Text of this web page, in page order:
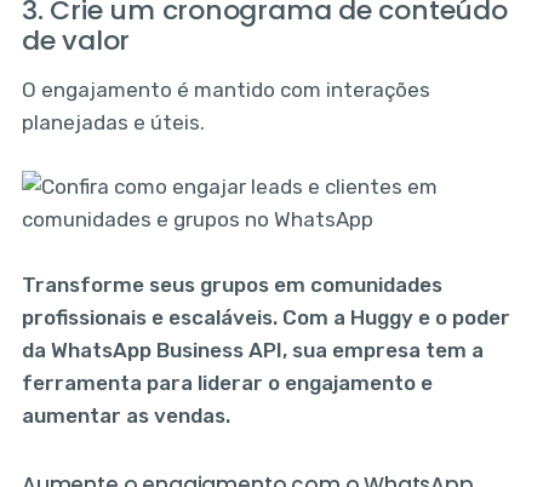
3. Crie um cronograma de conteúdo
de valor
O engajamento é mantido com interações
planejadas e úteis.
Transforme seus grupos em comunidades
profissionais e escaláveis. Com a Huggy e o poder
da WhatsApp Business API, sua empresa tem a
ferramenta para liderar o engajamento e
aumentar as vendas.